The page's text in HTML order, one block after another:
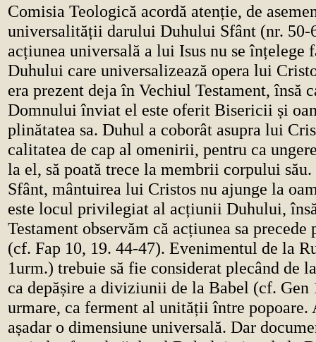
Comisia Teologică acordă atenție, de
universalității darului Duhului Sfânt (nr. 50-
acțiunea universală a lui Isus nu se înțelege
Duhului care universalizează opera lui
era prezent deja în Vechiul Testament, însă
Domnului înviat el este oferit Bisericii și
plinătatea sa. Duhul a coborât asupra lui
calitatea de cap al omenirii, pentru ca
la el, să poată trece la membrii corpului
Sfânt, mântuirea lui Cristos nu ajunge la
este locul privilegiat al acțiunii Duhului,
Testament observăm că acțiunea sa precede
(cf. Fap 10, 19. 44-47). Evenimentul de la
1urm.) trebuie să fie considerat plecând de
ca depășire a diviziunii de la Babel (cf. Gen
urmare, ca ferment al unității între popoare.
așadar o dimensiune universală. Dar